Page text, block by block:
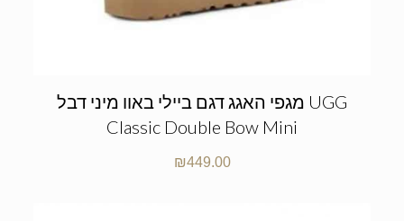
מגפי האגג דגם ביילי באוו מיני דבל UGG
Classic Double Bow Mini
₪449.00